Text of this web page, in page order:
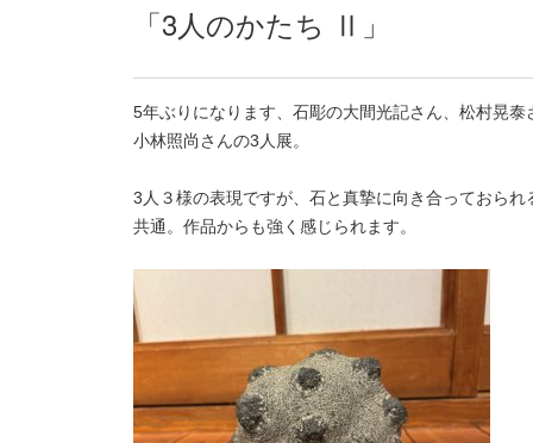
「3人のかたち Ⅱ」
5年ぶりになります、石彫の大間光記さん、松村晃泰
小林照尚さんの3人展。
3人３様の表現ですが、石と真摯に向き合っておられ
共通。作品からも強く感じられます。